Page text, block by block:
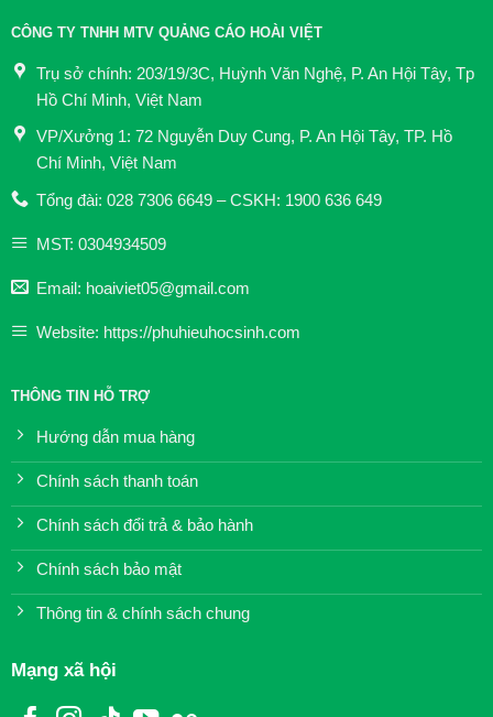
CÔNG TY TNHH MTV QUẢNG CÁO HOÀI VIỆT
Trụ sở chính: 203/19/3C, Huỳnh Văn Nghệ, P. An Hội Tây, Tp
Hồ Chí Minh, Việt Nam
VP/Xưởng 1: 72 Nguyễn Duy Cung, P. An Hội Tây, TP. Hồ
Chí Minh, Việt Nam
Tổng đài: 028 7306 6649 – CSKH: 1900 636 649
MST: 0304934509
Email: hoaiviet05@gmail.com
Website: https://phuhieuhocsinh.com
THÔNG TIN HỖ TRỢ
Hướng dẫn mua hàng
Chính sách thanh toán
Chính sách đổi trả & bảo hành
Chính sách bảo mật
Thông tin & chính sách chung
Mạng xã hội